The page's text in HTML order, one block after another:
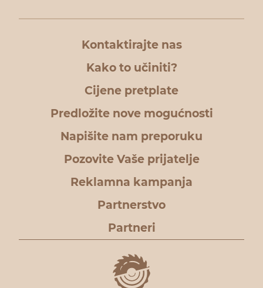
Kontaktirajte nas
Kako to učiniti?
Cijene pretplate
Predložite nove mogućnosti
Napišite nam preporuku
Pozovite Vaše prijatelje
Reklamna kampanja
Partnerstvo
Partneri